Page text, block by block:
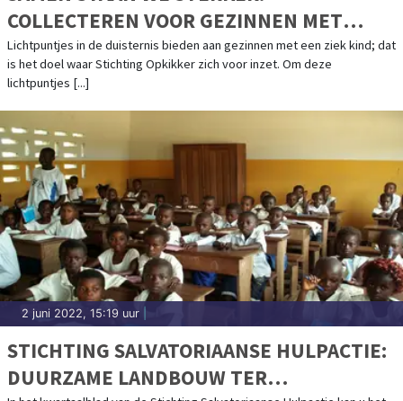
COLLECTEREN VOOR GEZINNEN MET
ZIEKE KINDEREN IN NEDERLAND!
Lichtpuntjes in de duisternis bieden aan gezinnen met een ziek kind; dat
is het doel waar Stichting Opkikker zich voor inzet. Om deze
lichtpuntjes [...]
2 juni 2022, 15:19 uur
STICHTING SALVATORIAANSE HULPACTIE:
DUURZAME LANDBOUW TER